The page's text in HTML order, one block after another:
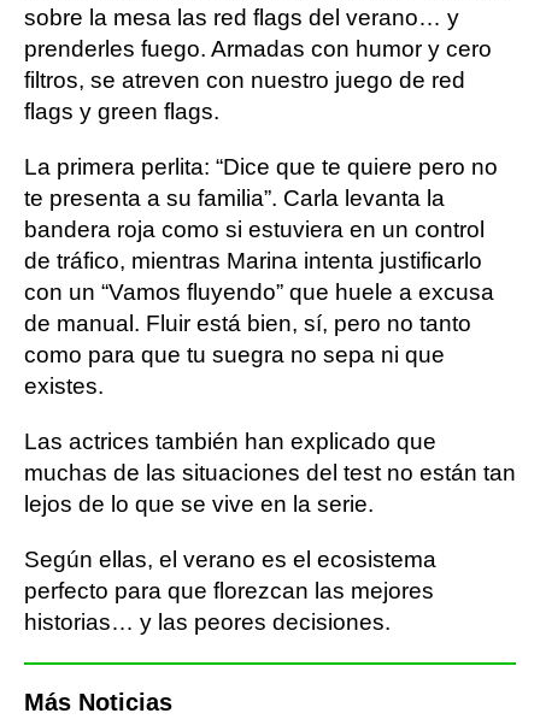
sobre la mesa las red flags del verano… y
prenderles fuego. Armadas con humor y cero
filtros, se atreven con nuestro juego de red
flags y green flags.
La primera perlita: “Dice que te quiere pero no
te presenta a su familia”. Carla levanta la
bandera roja como si estuviera en un control
de tráfico, mientras Marina intenta justificarlo
con un “Vamos fluyendo” que huele a excusa
de manual. Fluir está bien, sí, pero no tanto
como para que tu suegra no sepa ni que
existes.
Las actrices también han explicado que
muchas de las situaciones del test no están tan
lejos de lo que se vive en la serie.
Según ellas, el verano es el ecosistema
perfecto para que florezcan las mejores
historias… y las peores decisiones.
Más Noticias